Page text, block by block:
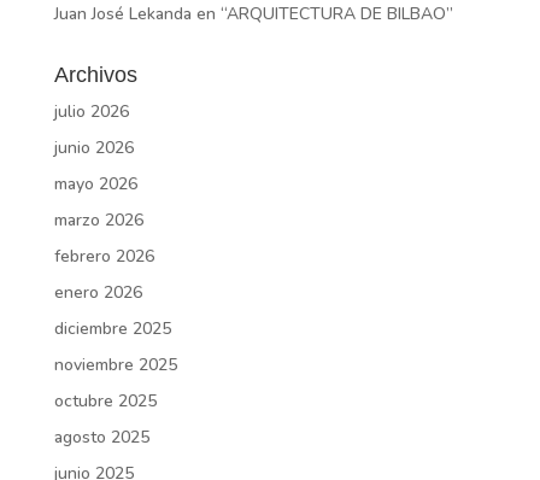
Juan José Lekanda en “ARQUITECTURA DE BILBAO”
Archivos
julio 2026
junio 2026
mayo 2026
marzo 2026
febrero 2026
enero 2026
diciembre 2025
noviembre 2025
octubre 2025
agosto 2025
junio 2025